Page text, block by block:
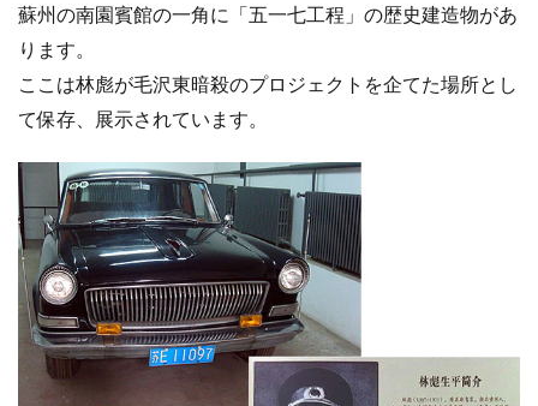
蘇州の南園賓館の一角に「五一七工程」の歴史建造物があ
ります。
ここは林彪が毛沢東暗殺のプロジェクトを企てた場所とし
て保存、展示されています。